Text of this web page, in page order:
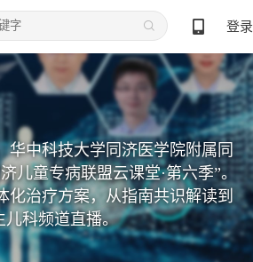
登录
中科技大学同济医学院附属同
儿童专病联盟云课堂·第六季”。
治疗方案，从指南共识解读到
儿科频道直播。